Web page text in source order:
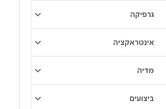
גרפיקה
אינטראקציה
מדיה
ביצועים